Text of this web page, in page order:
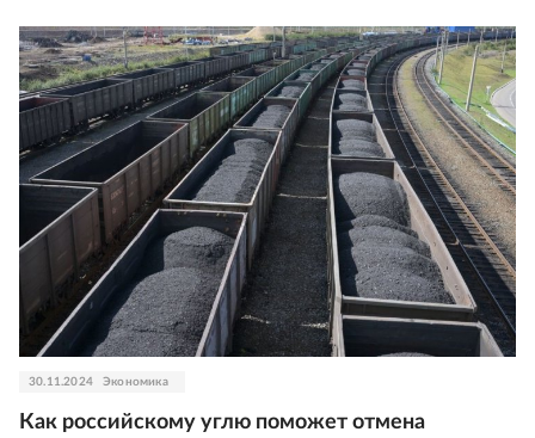
30.11.2024 Экономика
Как российскому углю поможет отмена